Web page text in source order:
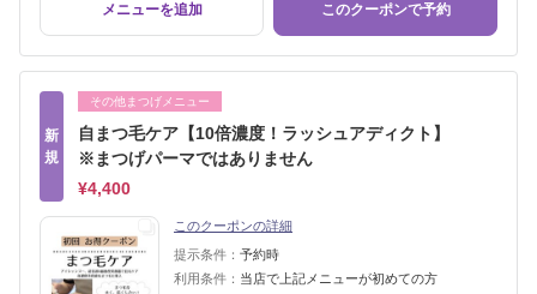
メニューを追加 このクーポンで予約
新
規
その他まつげメニュー
自まつ毛ケア【10倍濃度！ラッシュアディクト】
※まつげパーマではありません
¥4,400
このクーポンの詳細
提示条件： 予約時
利用条件： 当店で上記メニューが初めての方